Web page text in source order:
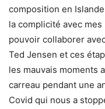
composition en
la complicité avec
pouvoir collaborer
Ted Jensen et ces
les mauvais moments
carreau pendant une
Covid qui nous a